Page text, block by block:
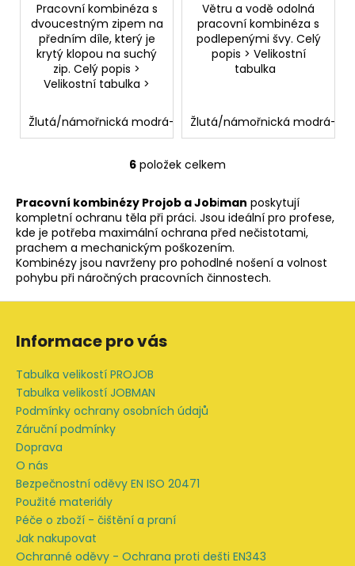
Pracovní kombinéza s
dvoucestným zipem na
předním díle, který je
krytý klopou na suchý
zip. Celý popis >
Velikostní tabulka >
Žlutá/námořnická modrá-10
Větru a vodě odolná
pracovní kombinéza s
podlepenými švy. Celý
popis > Velikostní
tabulka
Žlutá/námořnická modrá-10
O
l
á
d
a
c
ý
u
6 položek celkem
Pracovní kombinézy Projob a Jobiman poskytují
kompletní ochranu těla při práci. Jsou ideální pro profese,
kde je potřeba maximální ochrana před nečistotami,
prachem a mechanickým poškozením.
Kombinézy jsou navrženy pro pohodlné nošení a volnost
pohybu při náročných pracovních činnostech.
Informace pro vás
Tabulka velikostí PROJOB
Tabulka velikostí JOBMAN
Podmínky ochrany osobních údajů
Záruční podmínky
Doprava
O nás
Bezpečnostní oděvy EN ISO 20471
Použité materiály
Péče o zboží - čištění a praní
Jak nakupovat
Ochranné oděvy - Ochrana proti dešti EN343